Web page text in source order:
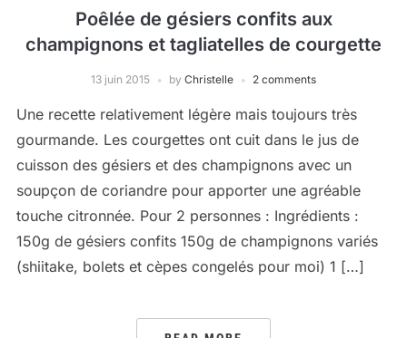
Poêlée de gésiers confits aux
champignons et tagliatelles de courgette
13 juin 2015 by Christelle 2 comments
Une recette relativement légère mais toujours très
gourmande. Les courgettes ont cuit dans le jus de
cuisson des gésiers et des champignons avec un
soupçon de coriandre pour apporter une agréable
touche citronnée. Pour 2 personnes : Ingrédients :
150g de gésiers confits 150g de champignons variés
(shiitake, bolets et cèpes congelés pour moi) 1 […]